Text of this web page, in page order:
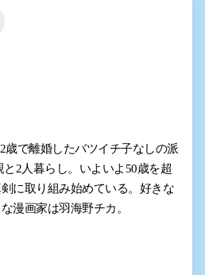
歳で離婚したバツイチ子なしの派
2人暮らし。いよいよ50歳を超
に取り組み始めている。好きな
漫画家は羽海野チカ。